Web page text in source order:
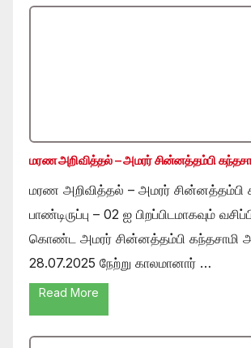
மரண அறிவித்தல் – அமரர் சின்னத்தம்பி
மரண அறிவித்தல் – அமரர் சின்னத்தம்பி
பாண்டிருப்பு – 02 ஐ பிறப்பிடமாகவும்
கொண்ட அமரர் சின்னத்தம்பி கந்தசாமி
28.07.2025 நேற்று காலமானார் …
Read More